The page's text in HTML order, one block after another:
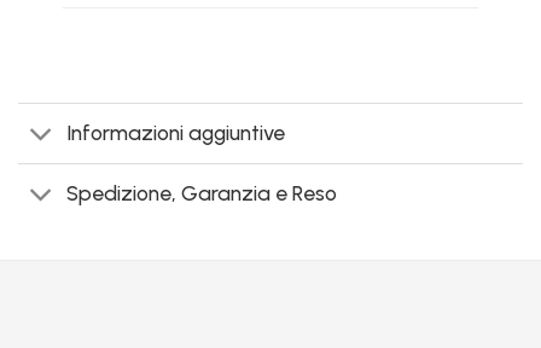
Informazioni aggiuntive
Spedizione, Garanzia e Reso